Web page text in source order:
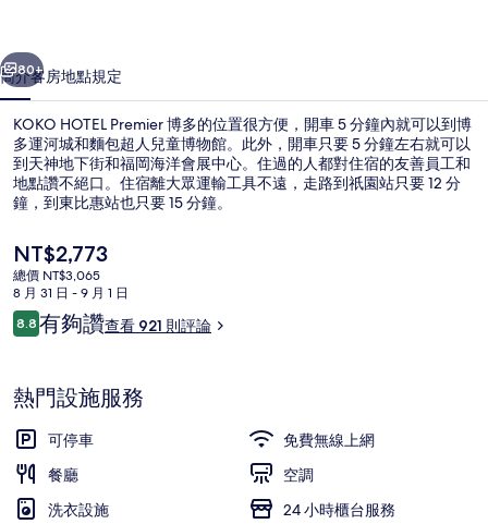
片
集
個 下一個
80+
簡介客房地點規定
KOKO HOTEL Premier 博多的位置很方便，開車 5 分鐘內就可以到博
多運河城和麵包超人兒童博物館。此外，開車只要 5 分鐘左右就可以
到天神地下街和福岡海洋會展中心。住過的人都對住宿的友善員工和
地點讚不絕口。住宿離大眾運輸工具不遠，走路到祇園站只要 12 分
鐘，到東比惠站也只要 15 分鐘。
目
前
的
價
格
NT$2,773
總價 NT$3,065
8 月 31 日 - 9 月 1 日
評
論
8.88.8 分，滿分 10 分，
有夠讚查看 921 則評論
熱門設施服務
可停車
免費無線上網
餐廳
空調
洗衣設施
24 小時櫃台服務